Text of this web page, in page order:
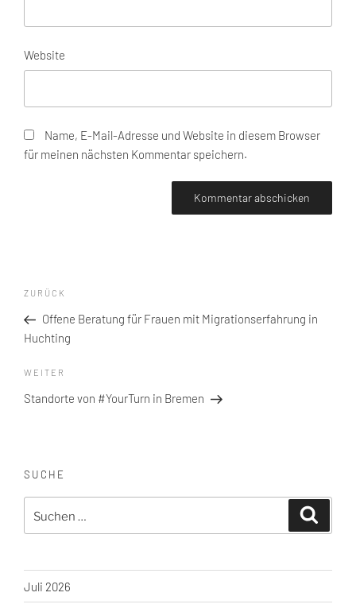
Website
Name, E-Mail-Adresse und Website in diesem Browser
für meinen nächsten Kommentar speichern.
Beitragsnavigation
Vorheriger
Beitrag
ZURÜCK
Offene Beratung für Frauen mit Migrationserfahrung in
Huchting
Nächster
Beitrag
WEITER
Standorte von #YourTurn in Bremen
SUCHE
nach:
Juli 2026